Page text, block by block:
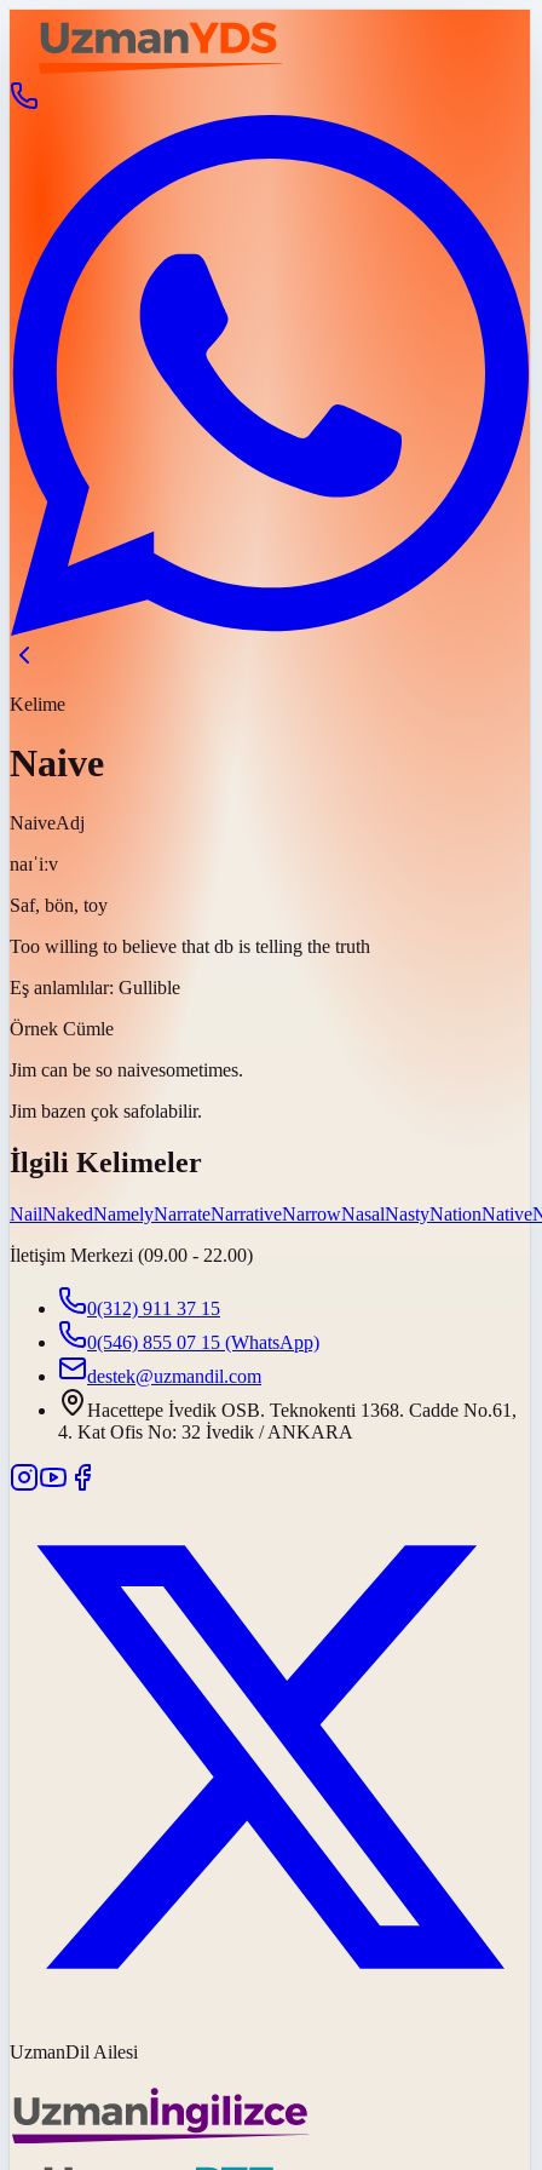
Kelime
Naive
NaiveAdj
naɪˈiːv
Saf, bön, toy
Too willing to believe that db is telling the truth
Eş anlamlılar: Gullible
Örnek Cümle
Jim can be so naivesometimes.
Jim bazen çok safolabilir.
İlgili Kelimeler
NailNakedNamelyNarrateNarrativeNarrowNasalNastyNationNative
İletişim Merkezi (09.00 - 22.00)
0(312) 911 37 15
0(546) 855 07 15 (WhatsApp)
destek@uzmandil.com
Hacettepe İvedik OSB. Teknokenti 1368. Cadde No.61,
4. Kat Ofis No: 32 İvedik / ANKARA
UzmanDil Ailesi